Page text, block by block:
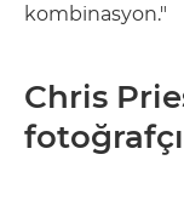
kombinasyon."
Chris